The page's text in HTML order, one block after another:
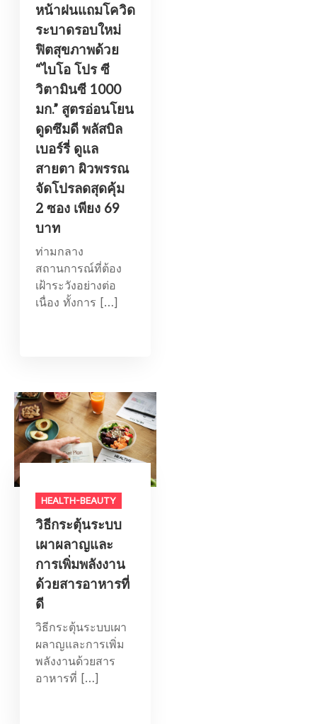
หน้าฝนแถมโควิด
ระบาดรอบใหม่
ฟิตสุขภาพด้วย
“ไบโอ โปร ซี
วิตามินซี 1000
มก.” สูตรอ่อนโยน
ดูดซึมดี พลัสบิล
เบอร์รี่ ดูแล
สายตา ผิวพรรณ
จัดโปรลดสุดคุ้ม
2 ซอง เพียง 69
บาท
ท่ามกลาง
สถานการณ์ที่ต้อง
เฝ้าระวังอย่างต่อ
เนื่อง ทั้งการ […]
HEALTH-BEAUTY
วิธีกระตุ้นระบบ
เผาผลาญและ
การเพิ่มพลังงาน
ด้วยสารอาหารที่
ดี
วิธีกระตุ้นระบบเผา
ผลาญและการเพิ่ม
พลังงานด้วยสาร
อาหารที่ […]